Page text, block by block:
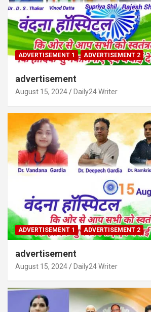
ADVERTISEMENT 1 ADVERTISEMENT 2
advertisement
August 15, 2024 Daily24 Writer
ADVERTISEMENT 1 ADVERTISEMENT 2
advertisement
August 15, 2024 Daily24 Writer